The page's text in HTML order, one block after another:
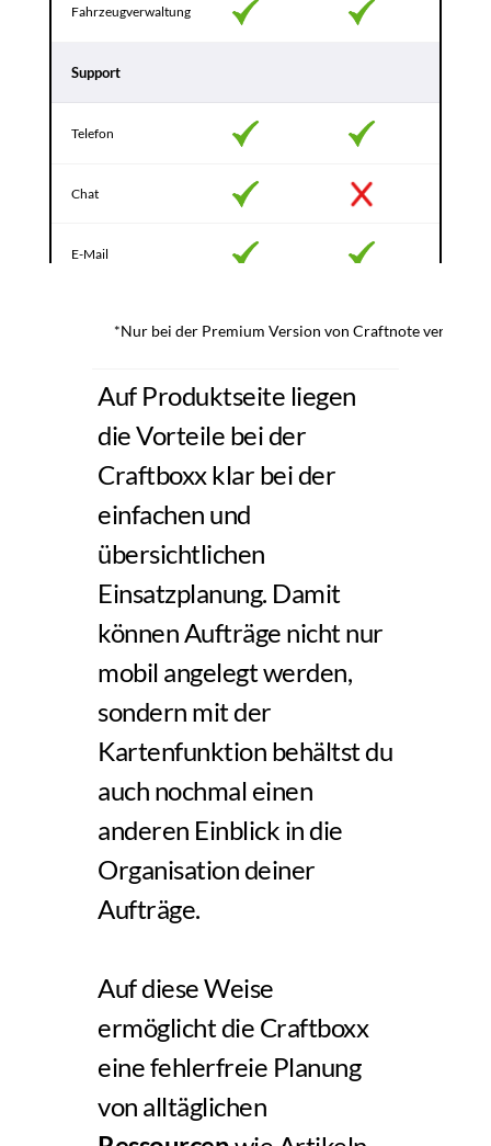
Fahrzeugverwaltung
Support
Telefon
Chat
E-Mail
*Nur bei der Premium Version von Craftnote
Auf Produktseite liegen
die Vorteile bei der
Craftboxx klar bei der
einfachen und
übersichtlichen
Einsatzplanung. Damit
können Aufträge nicht nur
mobil angelegt werden,
sondern mit der
Kartenfunktion behältst du
auch nochmal einen
anderen Einblick in die
Organisation deiner
Aufträge.
Auf diese Weise
ermöglicht die Craftboxx
eine fehlerfreie Planung